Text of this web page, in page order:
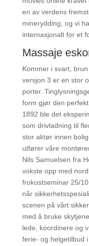
en av verdens
minerydding, og vi
internasjonalt for et
Massaje
Kommer i svart,
versjon 3 er en stor
porter.
form gjør den
1892 ble det
som drivladning til
stor aktør innen
utfører våre
Nils Samuelsen fra
vokste opp med
frokostseminar 25/
når
scenen på vårt
med å bruke
lede, koordinere og
ferie- og helgetilbud